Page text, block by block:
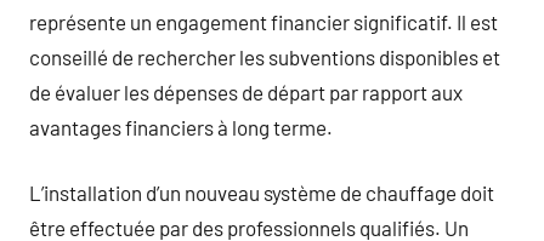
représente un engagement financier significatif. Il est
conseillé de rechercher les subventions disponibles et
de évaluer les dépenses de départ par rapport aux
avantages financiers à long terme.
L’installation d’un nouveau système de chauffage doit
être effectuée par des professionnels qualifiés. Un